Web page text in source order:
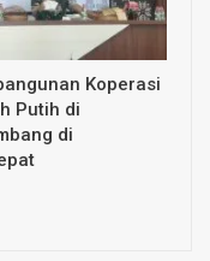
Koperasi
Putih di
di